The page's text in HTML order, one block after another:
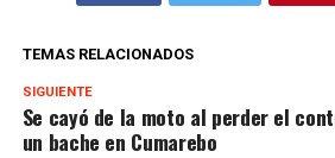
TEMAS RELACIONADOS
SIGUIENTE
Se cayó de la moto al perder el
un bache en Cumarebo